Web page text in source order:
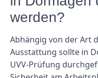
werden?
Abhängig von der Art
Ausstattung sollte in
UVV-Prüfung